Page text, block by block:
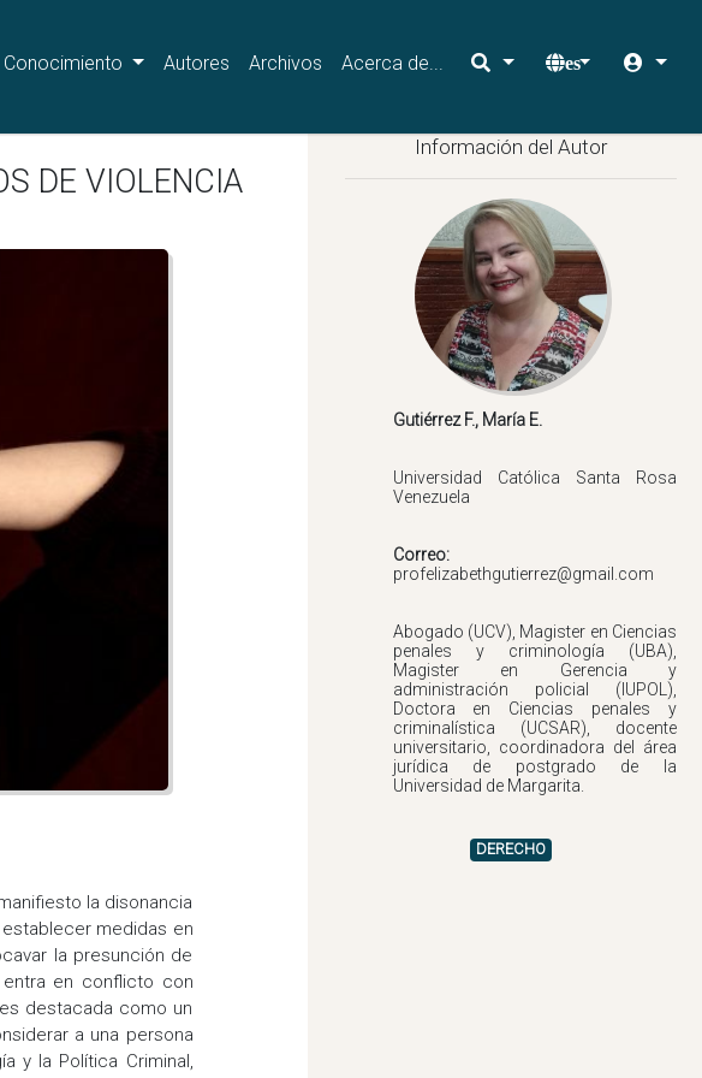
Autores Archivos Acerca de... es
DE VIOLENCIA
la disonancia
medidas en
la presunción de
en conflicto con
destacada como un
a una persona
y la Política Criminal,
Información del Autor
Universidad Católica Santa Rosa
Correo:
Abogado (UCV), Magister en Ciencias
penales y criminología (UBA),
Magister en Gerencia y
administración policial (IUPOL),
Doctora en Ciencias penales y
criminalística (UCSAR), docente
universitario, coordinadora del área
jurídica de postgrado de la
DERECHO